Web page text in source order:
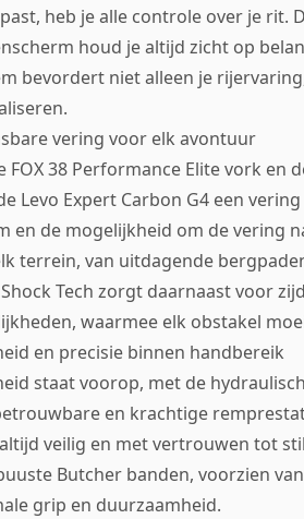
heb je alle controle over je rit.
houd je altijd zicht op
bevordert niet alleen je
vering voor elk avontuur
FOX 38 Performance Elite vork en
Levo Expert Carbon G4 een
en de mogelijkheid om de vering
terrein, van uitdagende
Tech zorgt daarnaast voor
waarmee elk obstakel
en precisie binnen handbereik
staat voorop, met de
en krachtige
veilig en met vertrouwen tot
Butcher banden, voorzien
grip en duurzaamheid.